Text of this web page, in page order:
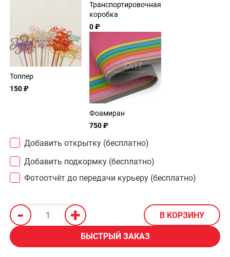
Топпер
150 ₽
Транспортировочная
коробка
0 ₽
Фоамиран
750 ₽
Добавить открытку (бесплатно)
Добавить подкормку (бесплатно)
Фотоотчёт до передачи курьеру (бесплатно)
- + В КОРЗИНУ
БЫСТРЫЙ ЗАКАЗ